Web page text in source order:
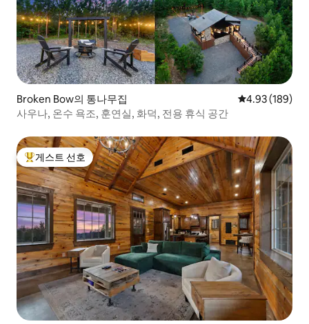
Broken Bow의 통나무집 평점 4.93점(5
4.93 (189)
사우나, 온수 욕조, 훈연실, 화덕, 전용 휴식 공간
상위 게스트 선호
게스트 선호